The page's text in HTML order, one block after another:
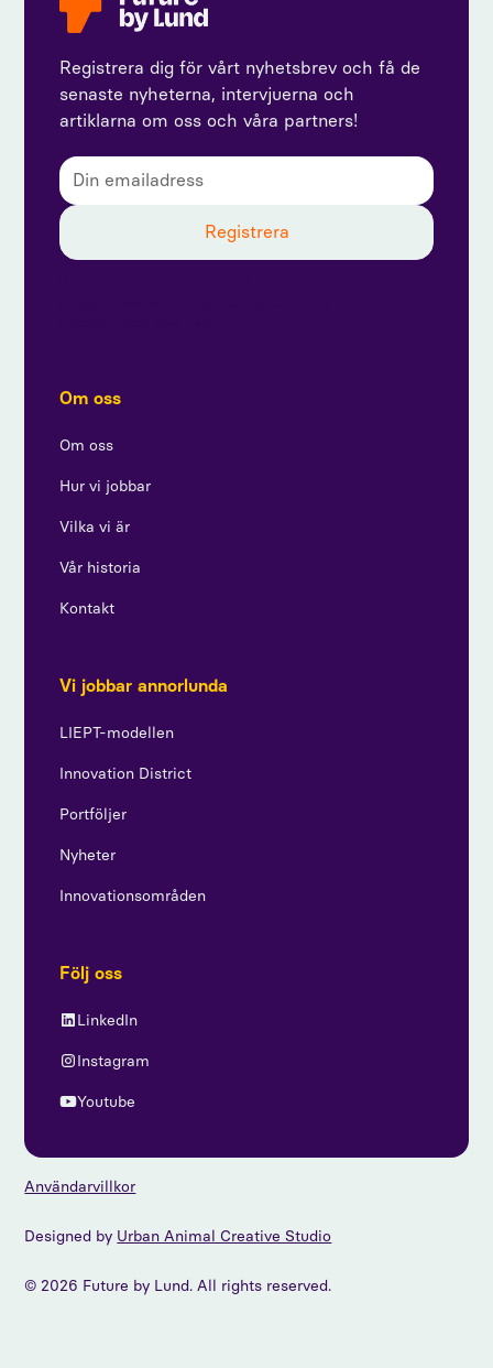
Registrera dig för vårt nyhetsbrev och få de
senaste nyheterna, intervjuerna och
artiklarna om oss och våra partners!
Om oss
Om oss
Hur vi jobbar
Vilka vi är
Vår historia
Kontakt
Vi jobbar annorlunda
LIEPT-modellen
Innovation District
Portföljer
Nyheter
Innovationsområden
Följ oss
LinkedIn
Instagram
Youtube
© 2026 Future by Lund. All rights reserved.
Designed by Urban Animal Creative Studio
Användarvillkor